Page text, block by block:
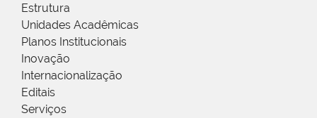
Estrutura
Unidades Acadêmicas
Planos Institucionais
Inovação
Internacionalização
Editais
Serviços